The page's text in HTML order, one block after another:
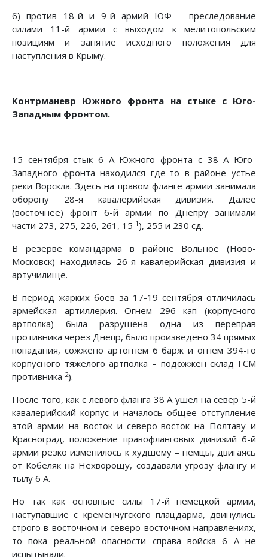
б) против 18-й и 9-й армий ЮФ – преследование
силами 11-й армии с выходом к мелитопольским
позициям и занятие исходного положения для
наступления в Крыму.
Контрманевр Южного фронта на стыке с Юго-
Западным фронтом.
15 сентября стык 6 А Южного фронта с 38 А Юго-
Западного фронта находился где-то в районе устье
реки Ворскла. Здесь на правом фланге армии занимала
оборону 28-я кавалерийская дивизия. Далее
(восточнее) фронт 6-й армии по Днепру занимали
части 273, 275, 226, 261, 15 1), 255 и 230 сд.
В резерве командарма в районе Вольное (Ново-
Московск) находилась 26-я кавалерийская дивизия и
артучилище.
В период жарких боев за 17-19 сентября отличилась
армейская артиллерия. Огнем 296 кап (корпусного
артполка) была разрушена одна из переправ
противника через Днепр, было произведено 34 прямых
попадания, сожжено артогнем 6 барж и огнем 394-го
корпусного тяжелого артполка – подожжен склад ГСМ
противника 2).
После того, как с левого фланга 38 А ушел на север 5-й
кавалерийский корпус и началось общее отступление
этой армии на восток и северо-восток на Полтаву и
Красноград, положение правофланговых дивизий 6-й
армии резко измени­лось к худшему – немцы, двигаясь
от Кобеляк на Нехворощу, создавали угрозу флангу и
тылу 6 А.
Но так как основные силы 17-й немецкой армии,
наступав­шие с кременчугского плацдарма, двинулись
строго в восточ­ном и северо-восточном направлениях,
то пока реальной опасности справа войска 6 А не
испытывали.